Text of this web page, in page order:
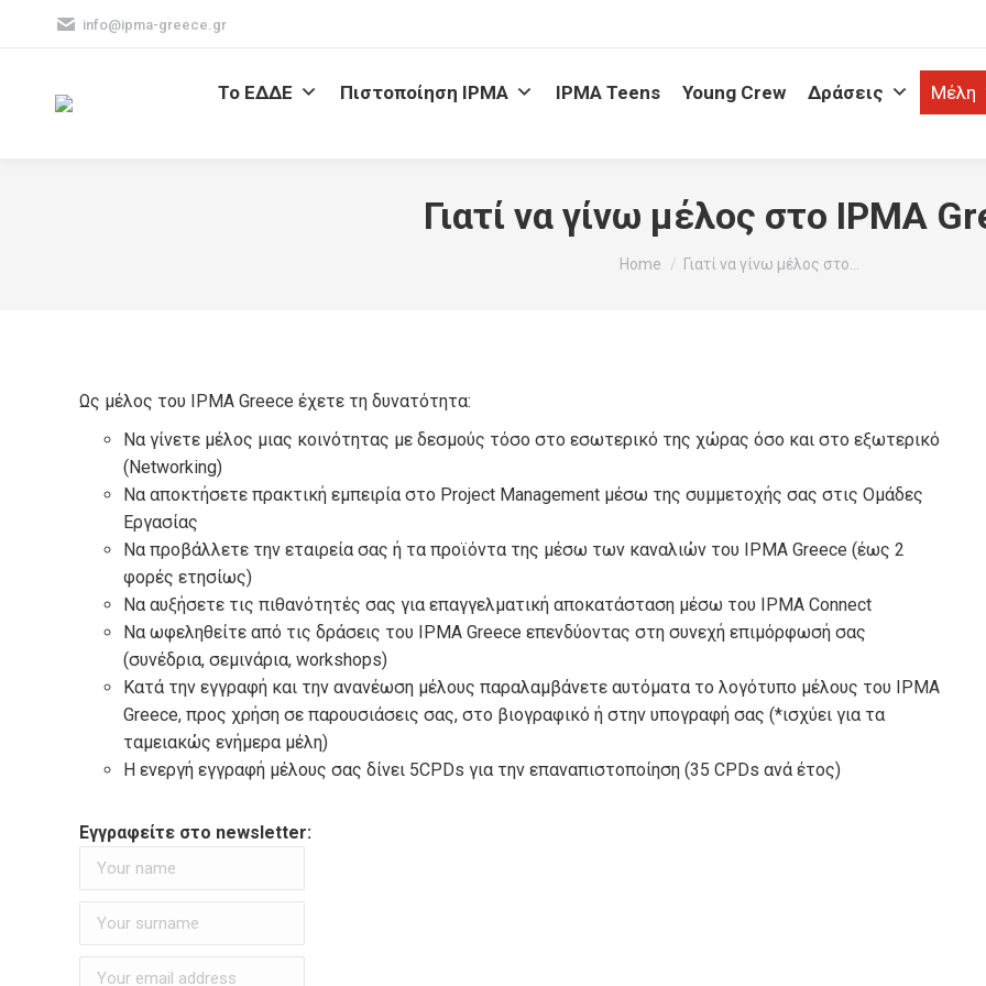
info@ipma-greece.gr
Το ΕΔΔΕ Πιστοποίηση IPMA IPMA Teens Young Crew Δράσεις Μέλη
Γιατί να γίνω μέλος στο IPMA
You are here:
Home Γιατί να γίνω μέλος στο…
Ως μέλος του IPMA Greece έχετε τη δυνατότητα:
Να γίνετε μέλος μιας κοινότητας με δεσμούς τόσο στο εσωτερικό της χώρας όσο και στο εξωτερικό
(Networking)
Να αποκτήσετε πρακτική εμπειρία στο Project Management μέσω της συμμετοχής σας στις Ομάδες
Εργασίας
Να προβάλλετε την εταιρεία σας ή τα προϊόντα της μέσω των καναλιών του IPMA Greece (έως 2
φορές ετησίως)
Να αυξήσετε τις πιθανότητές σας για επαγγελματική αποκατάσταση μέσω του IPMA Connect
Να ωφεληθείτε από τις δράσεις του IPMA Greece επενδύοντας στη συνεχή επιμόρφωσή σας
(συνέδρια, σεμινάρια, workshops)
Κατά την εγγραφή και την ανανέωση μέλους παραλαμβάνετε αυτόματα το λογότυπο μέλους του IPMA
Greece, προς χρήση σε παρουσιάσεις σας, στο βιογραφικό ή στην υπογραφή σας (*ισχύει για τα
ταμειακώς ενήμερα μέλη)
Η ενεργή εγγραφή μέλους σας δίνει 5CPDs για την επαναπιστοποίηση (35 CPDs ανά έτος)
Εγγραφείτε στο newsletter: